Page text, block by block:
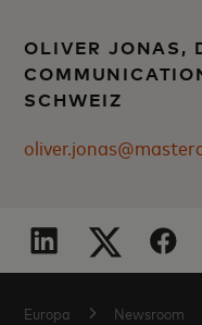
OLIVER JONAS,
SCHWEIZ
Europa Newsroom